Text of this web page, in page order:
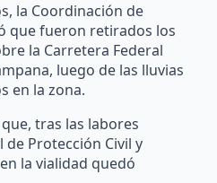
la Coordinación de
que fueron retirados los
la Carretera Federal
luego de las lluvias
en la zona.
tras las labores
Protección Civil y
la vialidad quedó